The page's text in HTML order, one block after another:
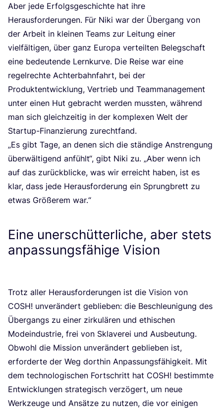
Aber jede Erfolgs­ge­schich­te hat ihre
Her­aus­for­de­run­gen. Für Niki war der Über­gang von
der Arbeit in klei­nen Teams zur Lei­tung einer
viel­fäl­ti­gen, über ganz Euro­pa ver­teil­ten Beleg­schaft
eine bedeu­ten­de Lern­kur­ve. Die Rei­se war eine
regel­rech­te Ach­ter­bahn­fahrt, bei der
Pro­dukt­ent­wick­lung, Ver­trieb und Team­ma­nage­ment
unter einen Hut gebracht wer­den muss­ten, wäh­rend
man sich gleich­zei­tig in der kom­ple­xen Welt der
Start­up-Finan­zie­rung zurechtfand.
„Es gibt Tage, an denen sich die stän­di­ge Anstren­gung
über­wäl­ti­gend anfühlt“, gibt Niki zu. „Aber wenn ich
auf das zurück­bli­cke, was wir erreicht haben, ist es
klar, dass jede Her­aus­for­de­rung ein Sprung­brett zu
etwas Grö­ße­rem war.“
Eine unerschütterliche, aber stets
anpassungsfähige Vision
Trotz aller Her­aus­for­de­run­gen ist die Visi­on von
COSH! unver­än­dert geblie­ben: die Beschleu­ni­gung des
Über­gangs zu einer zir­ku­lä­ren und ethi­schen
Mode­indus­trie, frei von Skla­ve­rei und Aus­beu­tung.
Obwohl die Mis­si­on unver­än­dert geblie­ben ist,
erfor­der­te der Weg dort­hin Anpas­sungs­fä­hig­keit. Mit
dem tech­no­lo­gi­schen Fort­schritt hat COSH! bestimm­te
Ent­wick­lun­gen stra­te­gisch ver­zö­gert, um neue
Werk­zeu­ge und Ansät­ze zu nut­zen, die vor eini­gen